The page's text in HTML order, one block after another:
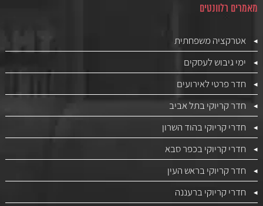
מאמרים רלוונטים
אטרקציה משפחתית
ימי גיבוש לעסקים
חדר פרטי לאירועים
חדר קריוקי בתל אביב
חדרי קריוקי בהוד השרון
חדרי קריוקי בכפר סבא
חדר קריוקי בראש העין
חדרי קריוקי ברעננה